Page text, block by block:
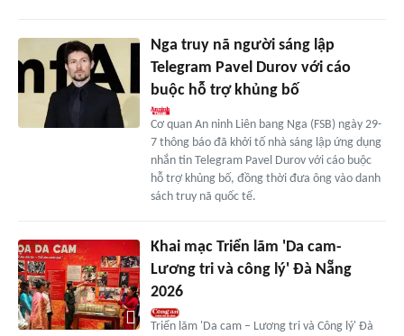
Nga truy nã người sáng lập
Telegram Pavel Durov với cáo
buộc hỗ trợ khủng bố
Cơ quan An ninh Liên bang Nga (FSB) ngày 29-
7 thông báo đã khởi tố nhà sáng lập ứng dụng
nhắn tin Telegram Pavel Durov với cáo buộc
hỗ trợ khủng bố, đồng thời đưa ông vào danh
sách truy nã quốc tế.
Khai mạc Triển lãm 'Da cam-
Lương tri và công lý' Đà Nẵng
2026
Triển lãm 'Da cam – Lương tri và Công lý' Đà